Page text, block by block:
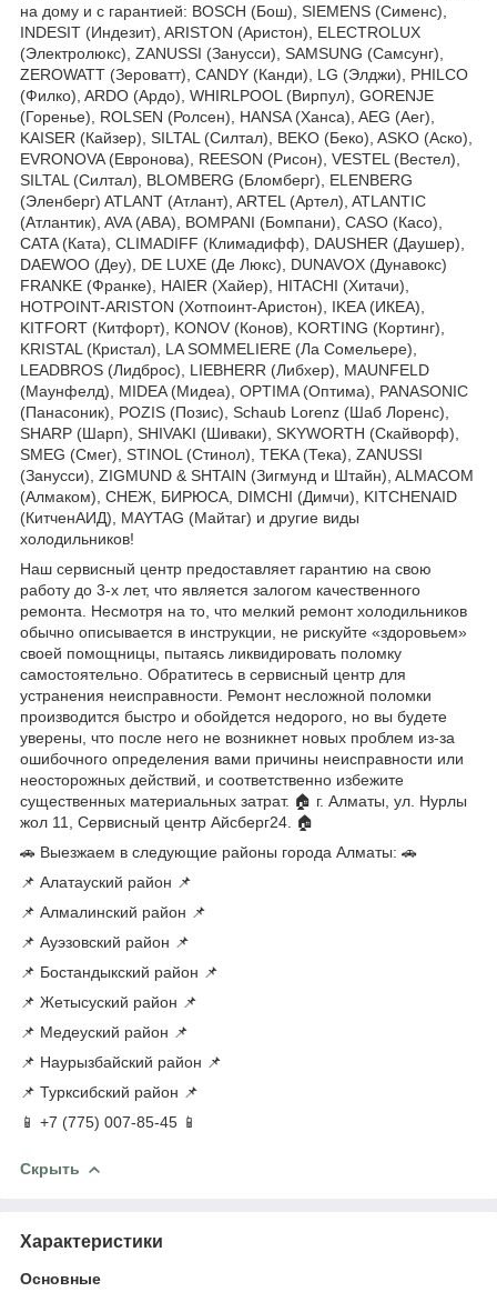
на дому и с гарантией: BOSCH (Бош), SIEMENS (Сименс),
INDESIT (Индезит), ARISTON (Аристон), ELECTROLUX
(Электролюкс), ZANUSSI (Занусси), SAMSUNG (Самсунг),
ZEROWATT (Зероватт), CANDY (Канди), LG (Элджи), PHILCO
(Филко), ARDO (Ардо), WHIRLPOOL (Вирпул), GORENJE
(Горенье), ROLSEN (Ролсен), HANSA (Ханса), AEG (Аег),
KAISER (Кайзер), SILTAL (Силтал), BEKO (Беко), ASKO (Аско),
EVRONOVA (Евронова), REESON (Рисон), VESTEL (Вестел),
SILTAL (Силтал), BLOMBERG (Бломберг), ELENBERG
(Эленберг) ATLANT (Атлант), ARTEL (Артел), ATLANTIC
(Атлантик), AVA (АВА), BOMPANI (Бомпани), CASO (Касо),
CATA (Ката), CLIMADIFF (Климадифф), DAUSHER (Даушер),
DAEWOO (Деу), DE LUXE (Де Люкс), DUNAVOX (Дунавокс)
FRANKE (Франке), HAIER (Хайер), HITACHI (Хитачи),
HOTPOINT-ARISTON (Хотпоинт-Аристон), IKEA (ИКЕА),
KITFORT (Китфорт), KONOV (Конов), KORTING (Кортинг),
KRISTAL (Кристал), LA SOMMELIERE (Ла Сомельере),
LEADBROS (Лидброс), LIEBHERR (Либхер), MAUNFELD
(Маунфелд), MIDEA (Мидеа), OPTIMA (Оптима), PANASONIC
(Панасоник), POZIS (Позис), Schaub Lorenz (Шаб Лоренс),
SHARP (Шарп), SHIVAKI (Шиваки), SKYWORTH (Скайворф),
SMEG (Смег), STINOL (Стинол), TEKA (Тека), ZANUSSI
(Занусси), ZIGMUND & SHTAIN (Зигмунд и Штайн), ALMACOM
(Алмаком), СНЕЖ, БИРЮСА, DIMCHI (Димчи), KITCHENAID
(КитченАИД), MAYTAG (Майтаг) и другие виды
холодильников!
Наш сервисный центр предоставляет гарантию на свою
работу до 3-х лет, что является залогом качественного
ремонта. Несмотря на то, что мелкий ремонт холодильников
обычно описывается в инструкции, не рискуйте «здоровьем»
своей помощницы, пытаясь ликвидировать поломку
самостоятельно. Обратитесь в сервисный центр для
устранения неисправности. Ремонт несложной поломки
производится быстро и обойдется недорого, но вы будете
уверены, что после него не возникнет новых проблем из-за
ошибочного определения вами причины неисправности или
неосторожных действий, и соответственно избежите
существенных материальных затрат. 🏠 г. Алматы, ул. Нурлы
жол 11, Сервисный центр Айсберг24. 🏠
🚗 Выезжаем в следующие районы города Алматы: 🚗
📌 Алатауский район 📌
📌 Алмалинский район 📌
📌 Ауэзовский район 📌
📌 Бостандыкский район 📌
📌 Жетысуский район 📌
📌 Медеуский район 📌
📌 Наурызбайский район 📌
📌 Турксибский район 📌
📱 +7 (775) 007-85-45 📱
Скрыть
Характеристики
Основные